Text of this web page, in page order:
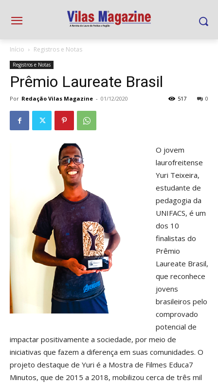
Início Registros e Notas
Registros e Notas
Prêmio Laureate Brasil
Por Redação Vilas Magazine - 01/12/2020 0
517
O jovem
laurofreitense
Yuri Teixeira,
estudante de
pedagogia da
UNIFACS, é um
dos 10
finalistas do
Prêmio
Laureate Brasil,
que reconhece
jovens
brasileiros pelo
comprovado
potencial de
impactar positivamente a sociedade, por meio de
iniciativas que fazem a diferença em suas comunidades. O
projeto destaque de Yuri é a Mostra de Filmes Educa7
Minutos, que de 2015 a 2018, mobilizou cerca de três mil